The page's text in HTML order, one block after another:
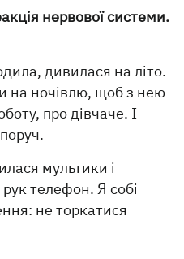
нервової системи.
дивилася на літо.
на ночівлю, щоб з нею
про дівчаче. І
мультики і
телефон. Я собі
не торкатися